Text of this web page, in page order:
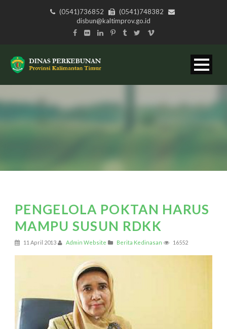
(0541)736852
(0541)748382
disbun@kaltimprov.go.id
PENGELOLA POKTAN HARUS
MAMPU SUSUN RDKK
11 April 2013 Admin Website Berita Kedinasan 16552